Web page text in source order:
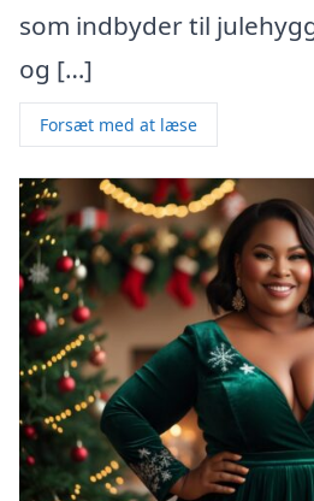
som indbyder til
og […]
Forsæt med at læse